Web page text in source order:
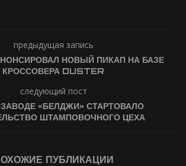
предыдущая запись
НОВЫЙ ПИКАП НА БАЗЕ
КРОССОВЕРА DUSTER
следующий пост
«БЕЛДЖИ» СТАРТОВАЛО
ШТАМПОВОЧНОГО ЦЕХА
ПУБЛИКАЦИИ